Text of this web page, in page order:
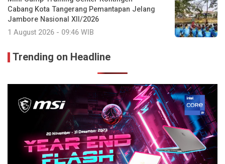
Cabang Kota Tangerang Pemantapan Jelang
Jambore Nasional XII/2026
1 August 2026 - 09:46 WIB
Trending on Headline